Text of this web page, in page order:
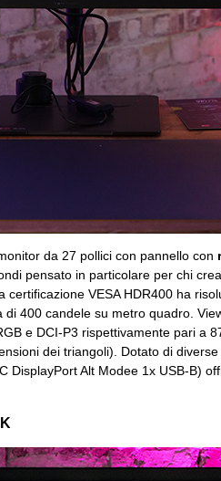
da 27 pollici con pannello con
pensato in particolare per chi
certificazione VESA HDR400 ha
400 candele su metro quadro.
e DCI-P3 rispettivamente pari a
dei triangoli). Dotato di
DisplayPort Alt Modee 1x USB-B)